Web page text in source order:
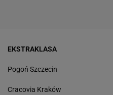
EKSTRAKLASA
Pogoń Szczecin
Cracovia Kraków